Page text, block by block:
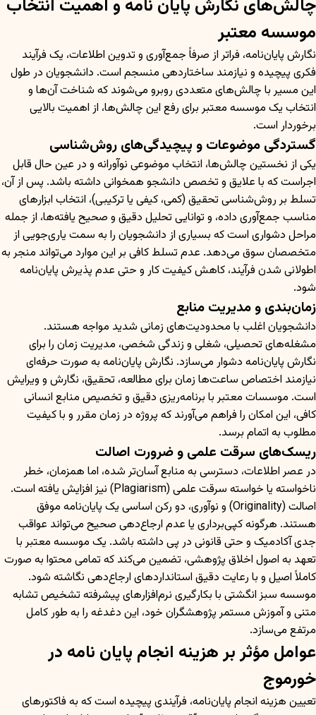
چالش‌های نگارش پایان نامه و اهمیت انتخاب
موسسه معتبر
نگارش پایان‌نامه، فراتر از صرفاً جمع‌آوری و تدوین اطلاعات، یک فرآیند
فکری پیچیده و نیازمند ساختاردهی منسجم است. دانشجویان در طول
این مسیر با چالش‌های متعددی روبرو می‌شوند که شناخت آن‌ها و
انتخاب یک موسسه معتبر برای رفع این چالش‌ها، از اهمیت بالایی
برخوردار است.
گستردگی موضوعات و پیچیدگی‌های روش‌شناسی
یکی از نخستین چالش‌ها، انتخاب موضوعی نوآورانه و در عین حال قابل
اجراست که با علایق و تخصص دانشجو همخوانی داشته باشد. پس از آن،
تسلط بر روش‌شناسی تحقیق (کمی، کیفی یا ترکیبی)، انتخاب ابزارهای
مناسب جمع‌آوری داده، و توانایی تحلیل دقیق و صحیح یافته‌ها، از جمله
مراحل دشواری است که بسیاری از دانشجویان را به سمت یاری‌جویی از
متخصصان سوق می‌دهد. عدم تسلط کافی بر این موارد می‌تواند منجر به
اطولانی شدن فرآیند، کاهش کیفیت کار و حتی عدم پذیرش پایان‌نامه
شود.
زمان‌بندی و مدیریت منابع
دانشجویان اغلب با محدودیت‌های زمانی شدید مواجه هستند.
مشغله‌های تحصیلی، شغلی و زندگی شخصی، مدیریت زمان را برای
نگارش پایان‌نامه دشوار می‌سازد. نگارش پایان‌نامه به صورت حرفه‌ای
نیازمند اختصاص ساعت‌ها زمان برای مطالعه، تحقیق، نگارش و ویرایش
است. موسسات معتبر با برنامه‌ریزی دقیق و تخصیص منابع انسانی
کافی، این امکان را فراهم می‌آورند که پروژه در زمان مقرر و با کیفیت
مطلوب به اتمام برسد.
ریسک‌های سرقت علمی و ضرورت اصالت
در عصر اطلاعات، دسترسی به منابع آسان‌تر شده، اما همزمان، خطر
ناخواسته یا خواسته سرقت علمی (Plagiarism) نیز افزایش یافته است.
اصالت (Originality) و نوآوری، دو رکن اساسی یک پایان‌نامه موفق
هستند. هرگونه کپی‌برداری یا عدم ارجاع‌دهی صحیح می‌تواند عواقب
جدی آکادمیک و حتی قانونی در پی داشته باشد. یک موسسه معتبر با
تعهد به اصول اخلاق پژوهشی، تضمین می‌کند که تمامی محتوا به صورت
کاملاً اصیل و با رعایت دقیق استانداردهای ارجاع‌دهی نگاشته شود.
موسسه سبز انگشتی با بکارگیری نرم‌افزارهای پیشرفته تشخیص تشابه
متنی و آموزش مستمر پژوهشگران خود، این دغدغه را به طور کامل
مرتفع می‌سازد.
عوامل مؤثر بر هزینه انجام پایان نامه در
خورموج
تعیین هزینه انجام پایان‌نامه، فرآیندی پیچیده است که به فاکتورهای